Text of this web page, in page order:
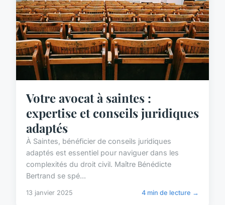
Votre avocat à saintes :
expertise et conseils juridiques
adaptés
À Saintes, bénéficier de conseils juridiques
adaptés est essentiel pour naviguer dans les
complexités du droit civil. Maître Bénédicte
Bertrand se spé...
13 janvier 2025 4 min de lecture →